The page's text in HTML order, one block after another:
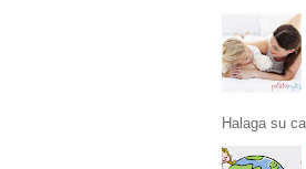
Halaga su